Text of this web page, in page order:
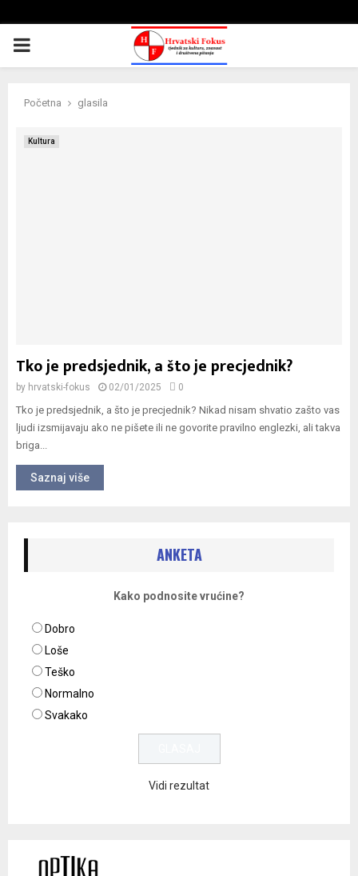
PRIMARY
Početna glasila
Kultura
Tko je predsjednik, a što je precjednik?
by hrvatski-fokus 02/01/2025 0
Tko je predsjednik, a što je precjednik? Nikad nisam shvatio zašto vas
ljudi izsmijavaju ako ne pišete ili ne govorite pravilno englezki, ali takva
briga...
Saznaj više
ANKETA
Kako podnosite vrućine?
Dobro
Loše
Teško
Normalno
Svakako
Vidi rezultat